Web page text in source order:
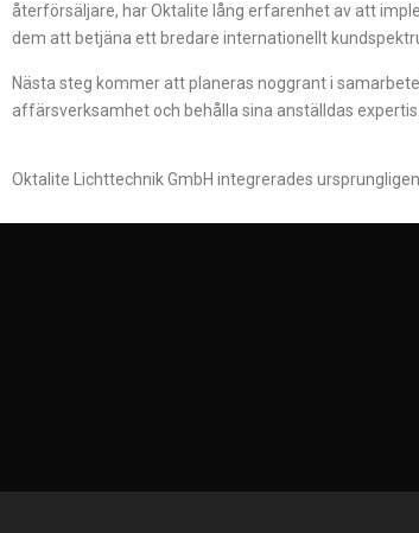
återförsäljare, har Oktalite lång erfarenhet av att
dem att betjäna ett bredare internationellt
Nästa steg kommer att planeras noggrant i
affärsverksamhet och behålla sina anställdas
Oktalite Lichttechnik GmbH integrerades